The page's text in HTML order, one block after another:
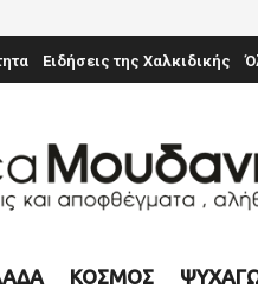
Ειδήσεις της Χαλκιδικής
ΚΌΣΜΟΣ